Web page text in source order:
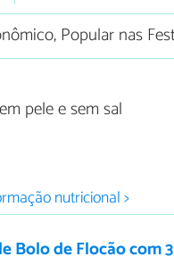
Popular nas
pele e sem sal
nutricional >
Bolo de Flocão com